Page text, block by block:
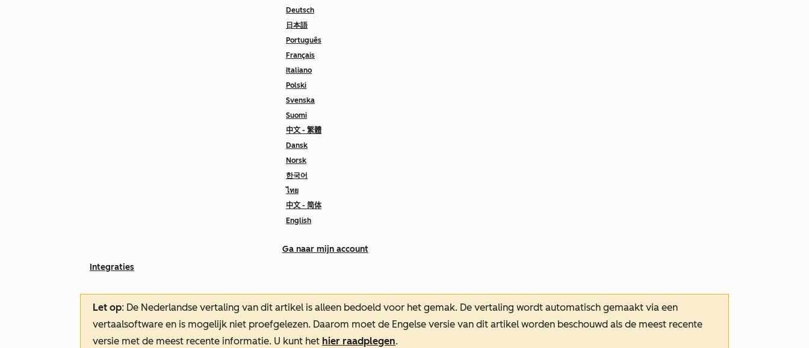
Deutsch
日本語
Português
Français
Italiano
Polski
Svenska
Suomi
中文 - 繁體
Dansk
Norsk
한국어
ไทย
中文 - 简体
English
Ga naar mijn account
Integraties
Let op: De Nederlandse vertaling van dit artikel is alleen bedoeld voor het gemak. De vertaling wordt automatisch gemaakt via een
vertaalsoftware en is mogelijk niet proefgelezen. Daarom moet de Engelse versie van dit artikel worden beschouwd als de meest recente
versie met de meest recente informatie. U kunt het hier raadplegen.